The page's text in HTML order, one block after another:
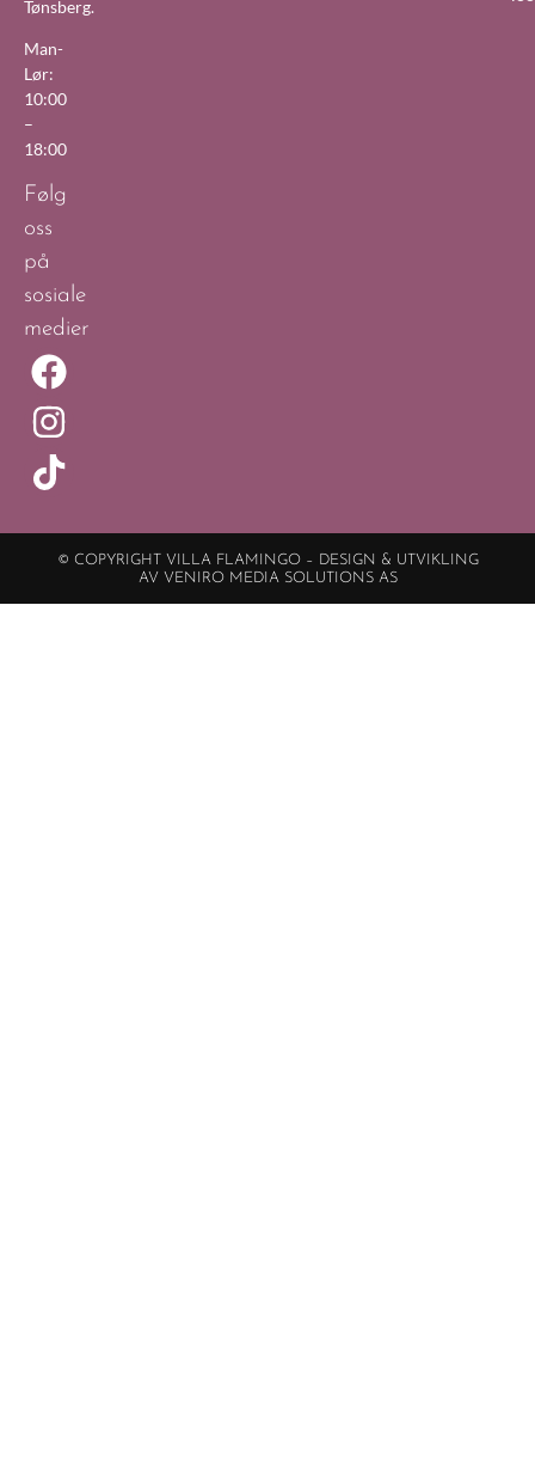
Tønsberg.
Man-
Lør:
10:00
–
18:00
Følg
oss
på
sosiale
medier
© COPYRIGHT VILLA FLAMINGO – DESIGN & UTVIKLING
AV VENIRO MEDIA SOLUTIONS AS